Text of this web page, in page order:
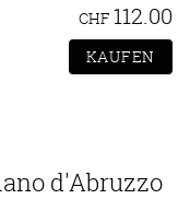
CHF 112.00
d'Abruzzo